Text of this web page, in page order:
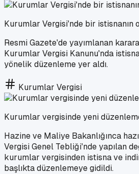
Kurumlar Vergisi'nde bir istisnanın
Resmi Gazete'de yayımlanan
Kurumlar Vergisi Kanunu'nda
yönelik düzenleme yer aldı.
Kurumlar Vergisi
Kurumlar vergisinde yeni
Hazine ve Maliye Bakanlığınca
Vergisi Genel Tebliği'nde yapılan
kurumlar vergisinden istisna ve
başlıkta düzenlemeye gidildi.